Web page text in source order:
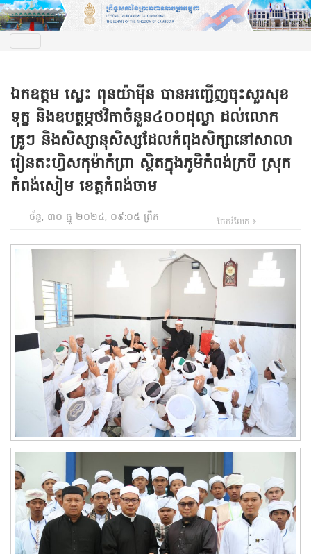
ឯកឧត្តម ស្លេះ ពុនយ៉ាមុីន បានអញ្ជើញចុះសួរសុខ
ទុក្ខ និងឧបត្ថម្ភថវិកាចំនួន៤០០ដុល្លា ដល់លោក
គ្រូៗ និងសិស្សានុសិស្សដែលកំពុងសិក្សានៅសាលា
រៀនតះហ្វិសកុម៉ាកំព្រា ស្ថិតក្នុងភូមិកំពង់ក្របី ស្រុក
កំពង់សៀម ខេត្តកំពង់ចាម
ច័ន្ទ, ៣០ ធ្នូ ២០២៤, ០៩:០៥ ព្រឹក ចែករំលែក ៖